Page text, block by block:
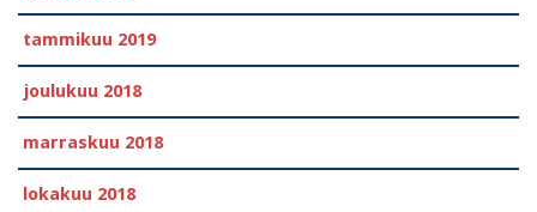
tammikuu 2019
joulukuu 2018
marraskuu 2018
lokakuu 2018